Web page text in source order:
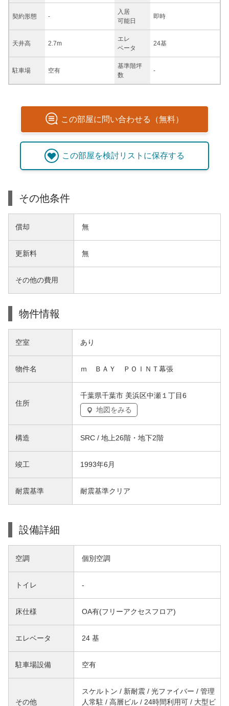
契約形態 -
入居
可能日
即時
天井高 2.7m
エレ
ベータ
24基
駐車場 空有
基準階坪
数
-
この部屋に問い合わせる（無料）
この部屋を検討リストに保存する
その他条件
償却 無
更新料 無
その他の費用
物件情報
空室 あり
物件名 ｍ ＢＡＹ ＰＯＩＮＴ幕張
住所
千葉県千葉市 美浜区中瀬１丁目6
地図をみる
構造 SRC / 地上26階・地下2階
竣工 1993年6月
耐震基準 耐震基準クリア
設備詳細
空調 個別空調
トイレ -
床仕様 OA有(フリーアクセスフロア)
エレベータ 24 基
駐車場設備 空有
その他
スケルトン / 新耐震 / 光ファイバー / 管理
人常駐 / 高層ビル / 24時間利用可 / 大型ビ